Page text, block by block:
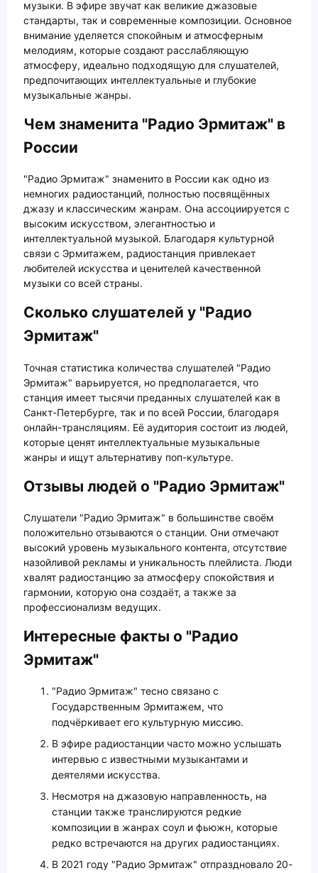
музыки. В эфире звучат как великие джазовые
стандарты, так и современные композиции. Основное
внимание уделяется спокойным и атмосферным
мелодиям, которые создают расслабляющую
атмосферу, идеально подходящую для слушателей,
предпочитающих интеллектуальные и глубокие
музыкальные жанры.
Чем знаменита "Радио Эрмитаж" в
России
"Радио Эрмитаж" знаменито в России как одно из
немногих радиостанций, полностью посвящённых
джазу и классическим жанрам. Она ассоциируется с
высоким искусством, элегантностью и
интеллектуальной музыкой. Благодаря культурной
связи с Эрмитажем, радиостанция привлекает
любителей искусства и ценителей качественной
музыки со всей страны.
Сколько слушателей у "Радио
Эрмитаж"
Точная статистика количества слушателей "Радио
Эрмитаж" варьируется, но предполагается, что
станция имеет тысячи преданных слушателей как в
Санкт-Петербурге, так и по всей России, благодаря
онлайн-трансляциям. Её аудитория состоит из людей,
которые ценят интеллектуальные музыкальные
жанры и ищут альтернативу поп-культуре.
Отзывы людей о "Радио Эрмитаж"
Слушатели "Радио Эрмитаж" в большинстве своём
положительно отзываются о станции. Они отмечают
высокий уровень музыкального контента, отсутствие
назойливой рекламы и уникальность плейлиста. Люди
хвалят радиостанцию за атмосферу спокойствия и
гармонии, которую она создаёт, а также за
профессионализм ведущих.
Интересные факты о "Радио
Эрмитаж"
"Радио Эрмитаж" тесно связано с
Государственным Эрмитажем, что
подчёркивает его культурную миссию.
В эфире радиостанции часто можно услышать
интервью с известными музыкантами и
деятелями искусства.
Несмотря на джазовую направленность, на
станции также транслируются редкие
композиции в жанрах соул и фьюжн, которые
редко встречаются на других радиостанциях.
В 2021 году "Радио Эрмитаж" отпраздновало 20-